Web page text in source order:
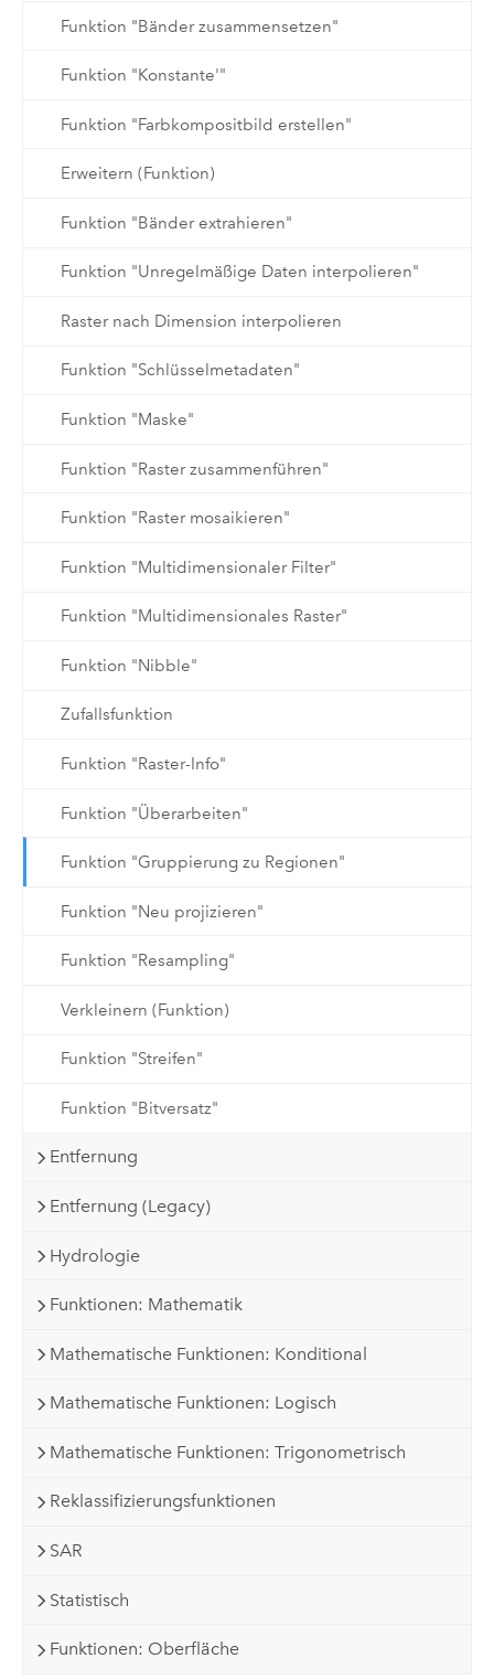
Funktion "Bänder zusammensetzen"
Funktion "Konstante'"
Funktion "Farbkompositbild erstellen"
Erweitern (Funktion)
Funktion "Bänder extrahieren"
Funktion "Unregelmäßige Daten interpolieren"
Raster nach Dimension interpolieren
Funktion "Schlüsselmetadaten"
Funktion "Maske"
Funktion "Raster zusammenführen"
Funktion "Raster mosaikieren"
Funktion "Multidimensionaler Filter"
Funktion "Multidimensionales Raster"
Funktion "Nibble"
Zufallsfunktion
Funktion "Raster-Info"
Funktion "Überarbeiten"
Funktion "Gruppierung zu Regionen"
Funktion "Neu projizieren"
Funktion "Resampling"
Verkleinern (Funktion)
Funktion "Streifen"
Funktion "Bitversatz"
Entfernung
Entfernung (Legacy)
Hydrologie
Funktionen: Mathematik
Mathematische Funktionen: Konditional
Mathematische Funktionen: Logisch
Mathematische Funktionen: Trigonometrisch
Reklassifizierungsfunktionen
SAR
Statistisch
Funktionen: Oberfläche